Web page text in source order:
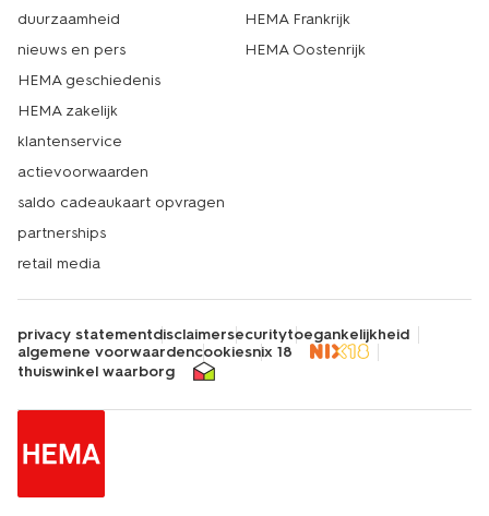
duurzaamheid
nieuws en pers
HEMA geschiedenis
HEMA zakelijk
klantenservice
actievoorwaarden
saldo cadeaukaart opvragen
partnerships
retail media
HEMA Frankrijk
HEMA Oostenrijk
privacy statementdisclaimersecuritytoegankelijkheid
algemene voorwaardencookiesnix 18
thuiswinkel waarborg